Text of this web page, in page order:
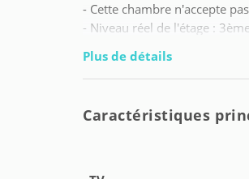
- Cette chambre n'accepte
- Niveau réel de l'étage :
Nous vous laissons
- Profil des locataires :
Plus de détails
Caractéristiques